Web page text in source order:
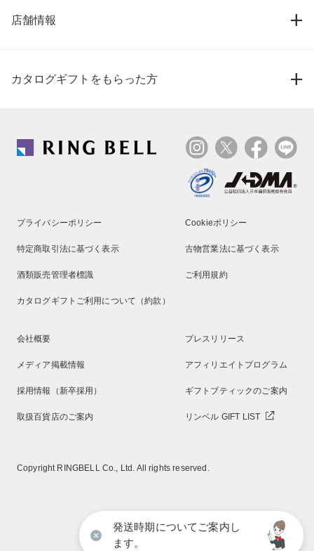
店舗情報
カタログギフトをもらった方
プライバシーポリシー Cookieポリシー
特定商取引法に基づく表示 古物営業法に基づく表示
酒類販売管理者標識 ご利用規約
カタログギフトご利用について（約款）
会社概要 プレスリリース
メディア掲載情報 アフィリエイトプログラム
採用情報（新卒採用） ギフトブティックのご案内
取扱百貨店のご案内 リンベル GIFT LIST
Copyright RINGBELL Co., Ltd. All rights reserved.
発送時期についてご案内し
ます。